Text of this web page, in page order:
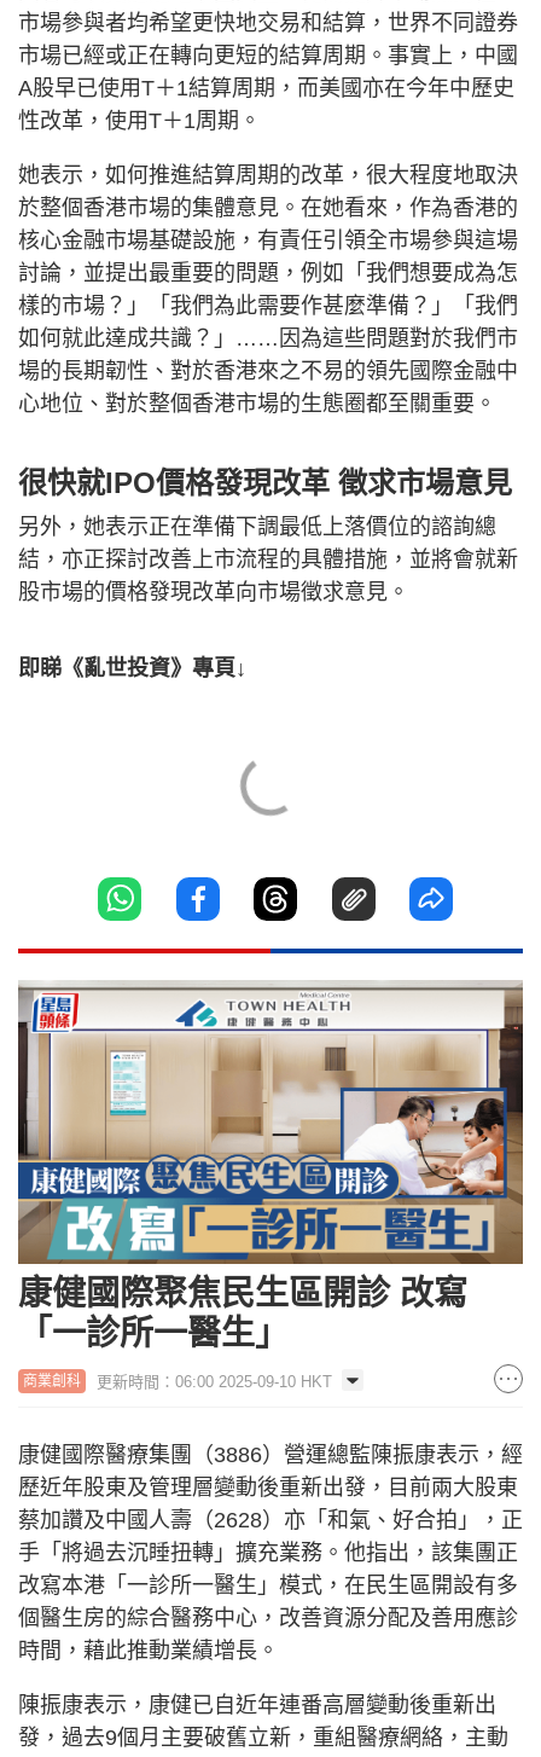
市場參與者均希望更快地交易和結算，世界不同證券
市場已經或正在轉向更短的結算周期。事實上，中國
A股早已使用T＋1結算周期，而美國亦在今年中歷史
性改革，使用T＋1周期。
她表示，如何推進結算周期的改革，很大程度地取決
於整個香港市場的集體意見。在她看來，作為香港的
核心金融市場基礎設施，有責任引領全市場參與這場
討論，並提出最重要的問題，例如「我們想要成為怎
樣的市場？」「我們為此需要作甚麼準備？」「我們
如何就此達成共識？」……因為這些問題對於我們市
場的長期韌性、對於香港來之不易的領先國際金融中
心地位、對於整個香港市場的生態圈都至關重要。
很快就IPO價格發現改革 徵求市場意見
另外，她表示正在準備下調最低上落價位的諮詢總
結，亦正探討改善上市流程的具體措施，並將會就新
股市場的價格發現改革向市場徵求意見。
即睇《亂世投資》專頁↓
康健國際聚焦民生區開診 改寫
「一診所一醫生」
商業創科 更新時間：06:00 2025-09-10 HKT
康健國際醫療集團（3886）營運總監陳振康表示，經
歷近年股東及管理層變動後重新出發，目前兩大股東
蔡加讚及中國人壽（2628）亦「和氣、好合拍」，正
手「將過去沉睡扭轉」擴充業務。他指出，該集團正
改寫本港「一診所一醫生」模式，在民生區開設有多
個醫生房的綜合醫務中心，改善資源分配及善用應診
時間，藉此推動業績增長。
陳振康表示，康健已自近年連番高層變動後重新出
發，過去9個月主要破舊立新，重組醫療網絡，主動